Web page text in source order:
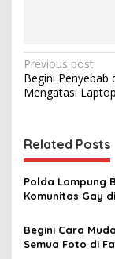
P
o
t
n
a
v
i
g
Previous post
Begini Penyebab
Mengatasi
Related Posts
Polda Lampung
Komunitas Gay di
Ditangkap
Begini Cara
Semua Foto di